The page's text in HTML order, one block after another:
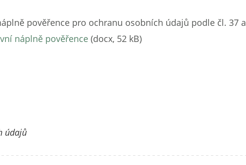
pověřence pro ochranu osobních údajů podle čl. 37 a
náplně pověřence (docx, 52 kB)
údajů